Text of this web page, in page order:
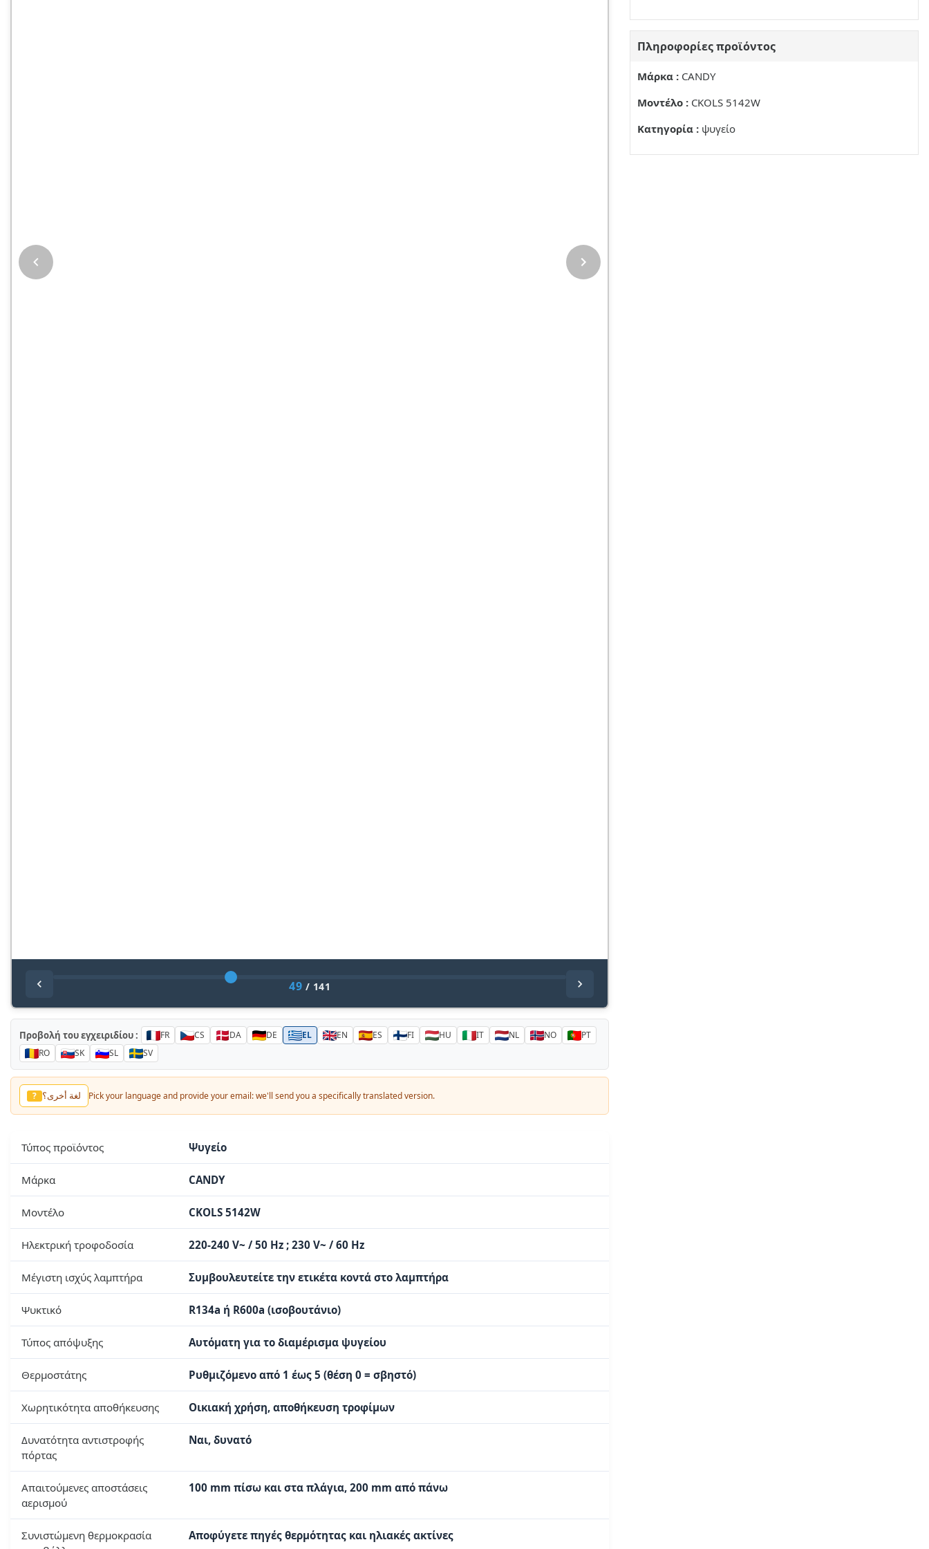
49 / 141
Προβολή του εγχειριδίου : FR CS DA DE EL EN ES FI HU IT NL NO
PT
RO
SK SL SV
? Baska dil? Pick your language and provide your email: we'll send you a specifically translated version.
Τύπος προϊόντος Ψυγείο
Μάρκα CANDY
Μοντέλο CKOLS 5142W
Ηλεκτρική τροφοδοσία 220-240 V~ / 50 Hz ; 230 V~ / 60 Hz
Μέγιστη ισχύς λαμπτήρα Συμβουλευτείτε την ετικέτα κοντά στο λαμπτήρα
Ψυκτικό R134a ή R600a (ισοβουτάνιο)
Τύπος απόψυξης Αυτόματη για το διαμέρισμα ψυγείου
Θερμοστάτης Ρυθμιζόμενο από 1 έως 5 (θέση 0 = σβηστό)
Χωρητικότητα αποθήκευσης Οικιακή χρήση, αποθήκευση τροφίμων
Δυνατότητα αντιστροφής
πόρτας
Ναι, δυνατό
Απαιτούμενες αποστάσεις
αερισμού
100 mm πίσω και στα πλάγια, 200 mm από πάνω
Συνιστώμενη θερμοκρασία
Αποφύγετε πηγές θερμότητας και ηλιακές ακτίνες
Πληροφορίες προϊόντος
Μάρκα : CANDY
Μοντέλο : CKOLS 5142W
Κατηγορία : ψυγείο